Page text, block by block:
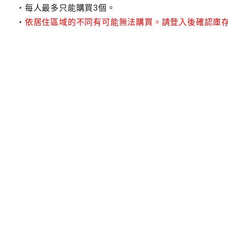
每人最多只能購買3個。
依居住區域的不同有可能無法購買。請登入後確認庫